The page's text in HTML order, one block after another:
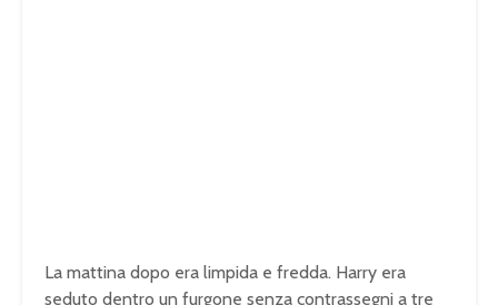
La mattina dopo era limpida e fredda. Harry era
seduto dentro un furgone senza contrassegni a tre